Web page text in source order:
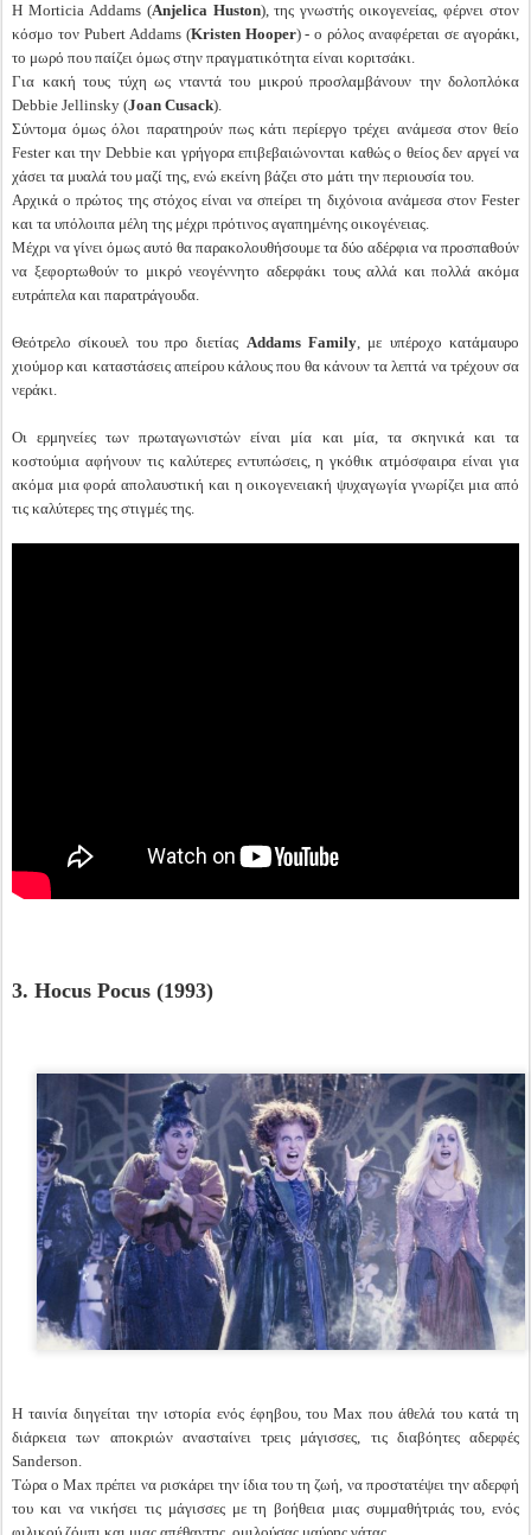
H Morticia Addams (Anjelica Huston), της γνωστής οικογενείας, φέρνει στον
κόσμο τον Pubert Addams (Kristen Hooper) - ο ρόλος αναφέρεται σε αγοράκι,
το μωρό που παίζει όμως στην πραγματικότητα είναι κοριτσάκι.
Για κακή τους τύχη ως νταντά του μικρού προσλαμβάνουν την δολοπλόκα
Debbie Jellinsky (Joan Cusack).
Σύντομα όμως όλοι παρατηρούν πως κάτι περίεργο τρέχει ανάμεσα στον θείο
Fester και την Debbie και γρήγορα επιβεβαιώνονται καθώς ο θείος δεν αργεί να
χάσει τα μυαλά του μαζί της, ενώ εκείνη βάζει στο μάτι την περιουσία του.
Αρχικά ο πρώτος της στόχος είναι να σπείρει τη διχόνοια ανάμεσα στον Fester
και τα υπόλοιπα μέλη της μέχρι πρότινος αγαπημένης οικογένειας.
Μέχρι να γίνει όμως αυτό θα παρακολουθήσουμε τα δύο αδέρφια να προσπαθούν
να ξεφορτωθούν το μικρό νεογέννητο αδερφάκι τους αλλά και πολλά ακόμα
ευτράπελα και παρατράγουδα.
Θεότρελο σίκουελ του προ διετίας Addams Family, με υπέροχο κατάμαυρο
χιούμορ και καταστάσεις απείρου κάλους που θα κάνουν τα λεπτά να τρέχουν σα
νεράκι.
Οι ερμηνείες των πρωταγωνιστών είναι μία και μία, τα σκηνικά και τα
κοστούμια αφήνουν τις καλύτερες εντυπώσεις, η γκόθικ ατμόσφαιρα είναι για
ακόμα μια φορά απολαυστική και η οικογενειακή ψυχαγωγία γνωρίζει μια από
τις καλύτερες της στιγμές της.
3. Hocus Pocus (1993)
Η ταινία διηγείται την ιστορία ενός έφηβου, του Max που άθελά του κατά τη
διάρκεια των αποκριών ανασταίνει τρεις μάγισσες, τις διαβόητες αδερφές
Sanderson.
Τώρα ο Max πρέπει να ρισκάρει την ίδια του τη ζωή, να προστατέψει την αδερφή
του και να νικήσει τις μάγισσες με τη βοήθεια μιας συμμαθήτριάς του, ενός